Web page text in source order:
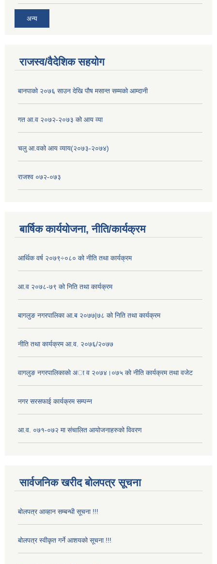
अन्य
राजस्व/वैदेशिक सहयोग
बानपाको २०७६ साउन देखि पौष मसान्त सम्मको आम्दानी
गत आ.व २०७२-२०७३ को आय व्या
चलु आ.वको आय व्याय(२०७३-२०७४)
राजश्व ०७२-०७३
बार्षिक कार्ययोजना, नीति/कार्यक्रम
आर्थिक वर्ष २०७९÷०८० को नीति तथा कार्यक्रम
आ.व २०७८-७९ को निति तथा कार्यक्रम
बागलुङ नगरपालिका आ.ब २०७७|७८ को निति तथा कार्यक्रम
नीति तथा कार्यक्रम आ.व. २०७६/२०७७
वागलुङ नगरपालिकाकाे अा‍ व २०७४।०७५ काे नीति कार्यक्रम तथा वजेट
नगर सरसफाई कार्यक्रम सम्पन्न
आ.व. ०७१-०७२ मा संचालित आयोजनाहरुको विवरण
सार्वजनिक खरीद बोलपत्र सूचना
बोलपत्र आव्हान सम्बन्धी सूचना !!!
बोलपत्र स्वीकृत गर्ने आशयको सूचना !!!